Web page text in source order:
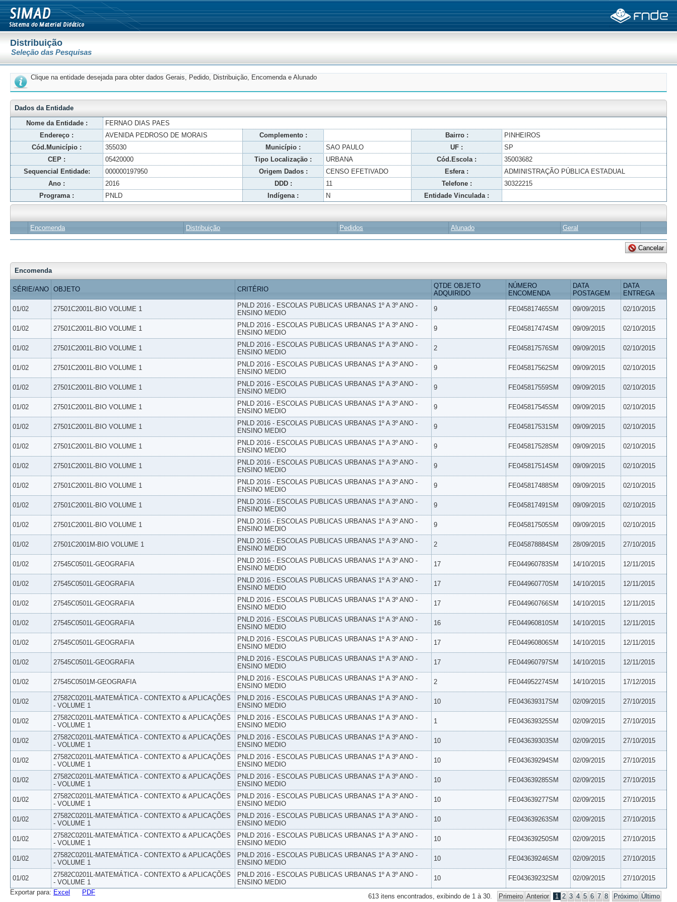
Distribuição
Seleção das Pesquisas
Clique na entidade desejada para obter dados Gerais, Pedido, Distribuição, Encomenda e Alunado
Dados da Entidade
Nome da Entidade :
FERNAO DIAS PAES
Endereço :
AVENIDA PEDROSO DE MORAIS Complemento : Bairro :
PINHEIROS
Cód.Município :
355030 Município : SAO PAULO UF :
SP
CEP :
05420000 Tipo Localização : URBANA Cód.Escola :
35003682
Sequencial Entidade:
000000197950 Origem Dados : CENSO EFETIVADO Esfera :
ADMINISTRAÇÃO PÚBLICA ESTADUAL
Ano :
2016 DDD : 11 Telefone :
30322215
Programa :
PNLD Indígena : N Entidade Vinculada :
Encomenda Distribuição Pedidos Alunado Geral
Encomenda
SÉRIE/ANO OBJETO CRITÉRIO
QTDE OBJETO
ADQUIRIDO
NÚMERO
ENCOMENDA
DATA
POSTAGEM
DATA
ENTREGA
01/02 27501C2001L-BIO VOLUME 1
PNLD 2016 - ESCOLAS PUBLICAS URBANAS 1º A 3º ANO -
ENSINO MEDIO
9 FE045817465SM 09/09/2015 02/10/2015
01/02 27501C2001L-BIO VOLUME 1
PNLD 2016 - ESCOLAS PUBLICAS URBANAS 1º A 3º ANO -
ENSINO MEDIO
9 FE045817474SM 09/09/2015 02/10/2015
01/02 27501C2001L-BIO VOLUME 1
PNLD 2016 - ESCOLAS PUBLICAS URBANAS 1º A 3º ANO -
ENSINO MEDIO
2 FE045817576SM 09/09/2015 02/10/2015
01/02 27501C2001L-BIO VOLUME 1
PNLD 2016 - ESCOLAS PUBLICAS URBANAS 1º A 3º ANO -
ENSINO MEDIO
9 FE045817562SM 09/09/2015 02/10/2015
01/02 27501C2001L-BIO VOLUME 1
PNLD 2016 - ESCOLAS PUBLICAS URBANAS 1º A 3º ANO -
ENSINO MEDIO
9 FE045817559SM 09/09/2015 02/10/2015
01/02 27501C2001L-BIO VOLUME 1
PNLD 2016 - ESCOLAS PUBLICAS URBANAS 1º A 3º ANO -
ENSINO MEDIO
9 FE045817545SM 09/09/2015 02/10/2015
01/02 27501C2001L-BIO VOLUME 1
PNLD 2016 - ESCOLAS PUBLICAS URBANAS 1º A 3º ANO -
ENSINO MEDIO
9 FE045817531SM 09/09/2015 02/10/2015
01/02 27501C2001L-BIO VOLUME 1
PNLD 2016 - ESCOLAS PUBLICAS URBANAS 1º A 3º ANO -
ENSINO MEDIO
9 FE045817528SM 09/09/2015 02/10/2015
01/02 27501C2001L-BIO VOLUME 1
PNLD 2016 - ESCOLAS PUBLICAS URBANAS 1º A 3º ANO -
ENSINO MEDIO
9 FE045817514SM 09/09/2015 02/10/2015
01/02 27501C2001L-BIO VOLUME 1
PNLD 2016 - ESCOLAS PUBLICAS URBANAS 1º A 3º ANO -
ENSINO MEDIO
9 FE045817488SM 09/09/2015 02/10/2015
01/02 27501C2001L-BIO VOLUME 1
PNLD 2016 - ESCOLAS PUBLICAS URBANAS 1º A 3º ANO -
ENSINO MEDIO
9 FE045817491SM 09/09/2015 02/10/2015
01/02 27501C2001L-BIO VOLUME 1
PNLD 2016 - ESCOLAS PUBLICAS URBANAS 1º A 3º ANO -
ENSINO MEDIO
9 FE045817505SM 09/09/2015 02/10/2015
01/02 27501C2001M-BIO VOLUME 1
PNLD 2016 - ESCOLAS PUBLICAS URBANAS 1º A 3º ANO -
ENSINO MEDIO
2 FE045878884SM 28/09/2015 27/10/2015
01/02 27545C0501L-GEOGRAFIA
PNLD 2016 - ESCOLAS PUBLICAS URBANAS 1º A 3º ANO -
ENSINO MEDIO
17 FE044960783SM 14/10/2015 12/11/2015
01/02 27545C0501L-GEOGRAFIA
PNLD 2016 - ESCOLAS PUBLICAS URBANAS 1º A 3º ANO -
ENSINO MEDIO
17 FE044960770SM 14/10/2015 12/11/2015
01/02 27545C0501L-GEOGRAFIA
PNLD 2016 - ESCOLAS PUBLICAS URBANAS 1º A 3º ANO -
ENSINO MEDIO
17 FE044960766SM 14/10/2015 12/11/2015
01/02 27545C0501L-GEOGRAFIA
PNLD 2016 - ESCOLAS PUBLICAS URBANAS 1º A 3º ANO -
ENSINO MEDIO
16 FE044960810SM 14/10/2015 12/11/2015
01/02 27545C0501L-GEOGRAFIA
PNLD 2016 - ESCOLAS PUBLICAS URBANAS 1º A 3º ANO -
ENSINO MEDIO
17 FE044960806SM 14/10/2015 12/11/2015
01/02 27545C0501L-GEOGRAFIA
PNLD 2016 - ESCOLAS PUBLICAS URBANAS 1º A 3º ANO -
ENSINO MEDIO
17 FE044960797SM 14/10/2015 12/11/2015
01/02 27545C0501M-GEOGRAFIA
PNLD 2016 - ESCOLAS PUBLICAS URBANAS 1º A 3º ANO -
ENSINO MEDIO
2 FE044952274SM 14/10/2015 17/12/2015
01/02
27582C0201L-MATEMÁTICA - CONTEXTO & APLICAÇÕES
- VOLUME 1
PNLD 2016 - ESCOLAS PUBLICAS URBANAS 1º A 3º ANO -
ENSINO MEDIO
10 FE043639317SM 02/09/2015 27/10/2015
01/02
27582C0201L-MATEMÁTICA - CONTEXTO & APLICAÇÕES
- VOLUME 1
PNLD 2016 - ESCOLAS PUBLICAS URBANAS 1º A 3º ANO -
ENSINO MEDIO
1 FE043639325SM 02/09/2015 27/10/2015
01/02
27582C0201L-MATEMÁTICA - CONTEXTO & APLICAÇÕES
- VOLUME 1
PNLD 2016 - ESCOLAS PUBLICAS URBANAS 1º A 3º ANO -
ENSINO MEDIO
10 FE043639303SM 02/09/2015 27/10/2015
01/02
27582C0201L-MATEMÁTICA - CONTEXTO & APLICAÇÕES
- VOLUME 1
PNLD 2016 - ESCOLAS PUBLICAS URBANAS 1º A 3º ANO -
ENSINO MEDIO
10 FE043639294SM 02/09/2015 27/10/2015
01/02
27582C0201L-MATEMÁTICA - CONTEXTO & APLICAÇÕES
- VOLUME 1
PNLD 2016 - ESCOLAS PUBLICAS URBANAS 1º A 3º ANO -
ENSINO MEDIO
10 FE043639285SM 02/09/2015 27/10/2015
01/02
27582C0201L-MATEMÁTICA - CONTEXTO & APLICAÇÕES
- VOLUME 1
PNLD 2016 - ESCOLAS PUBLICAS URBANAS 1º A 3º ANO -
ENSINO MEDIO
10 FE043639277SM 02/09/2015 27/10/2015
01/02
27582C0201L-MATEMÁTICA - CONTEXTO & APLICAÇÕES
- VOLUME 1
PNLD 2016 - ESCOLAS PUBLICAS URBANAS 1º A 3º ANO -
ENSINO MEDIO
10 FE043639263SM 02/09/2015 27/10/2015
01/02
27582C0201L-MATEMÁTICA - CONTEXTO & APLICAÇÕES
- VOLUME 1
PNLD 2016 - ESCOLAS PUBLICAS URBANAS 1º A 3º ANO -
ENSINO MEDIO
10 FE043639250SM 02/09/2015 27/10/2015
01/02
27582C0201L-MATEMÁTICA - CONTEXTO & APLICAÇÕES
- VOLUME 1
PNLD 2016 - ESCOLAS PUBLICAS URBANAS 1º A 3º ANO -
ENSINO MEDIO
10 FE043639246SM 02/09/2015 27/10/2015
01/02
27582C0201L-MATEMÁTICA - CONTEXTO & APLICAÇÕES
- VOLUME 1
PNLD 2016 - ESCOLAS PUBLICAS URBANAS 1º A 3º ANO -
ENSINO MEDIO
10 FE043639232SM 02/09/2015 27/10/2015
613 itens encontrados, exibindo de 1 à 30. Primeiro Anterior 1 2 3 4 5 6 7 8 Próximo Último
Exportar para: Excel PDF